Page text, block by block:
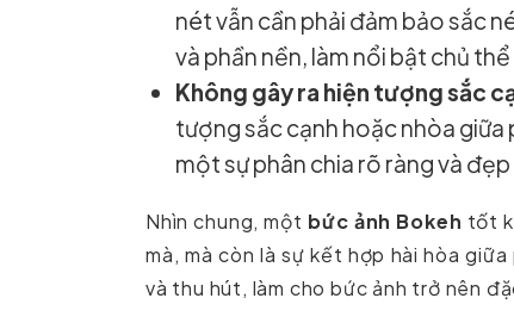
nét vẫn cần phải đảm bảo sắc
và phần nền, làm nổi bật chủ
Không gây ra hiện tượng sắc
tượng sắc cạnh hoặc nhòa giữa
một sự phân chia rõ ràng và
Nhìn chung, một bức ảnh Bokeh tốt
mà, mà còn là sự kết hợp hài hòa
và thu hút, làm cho bức ảnh trở nên